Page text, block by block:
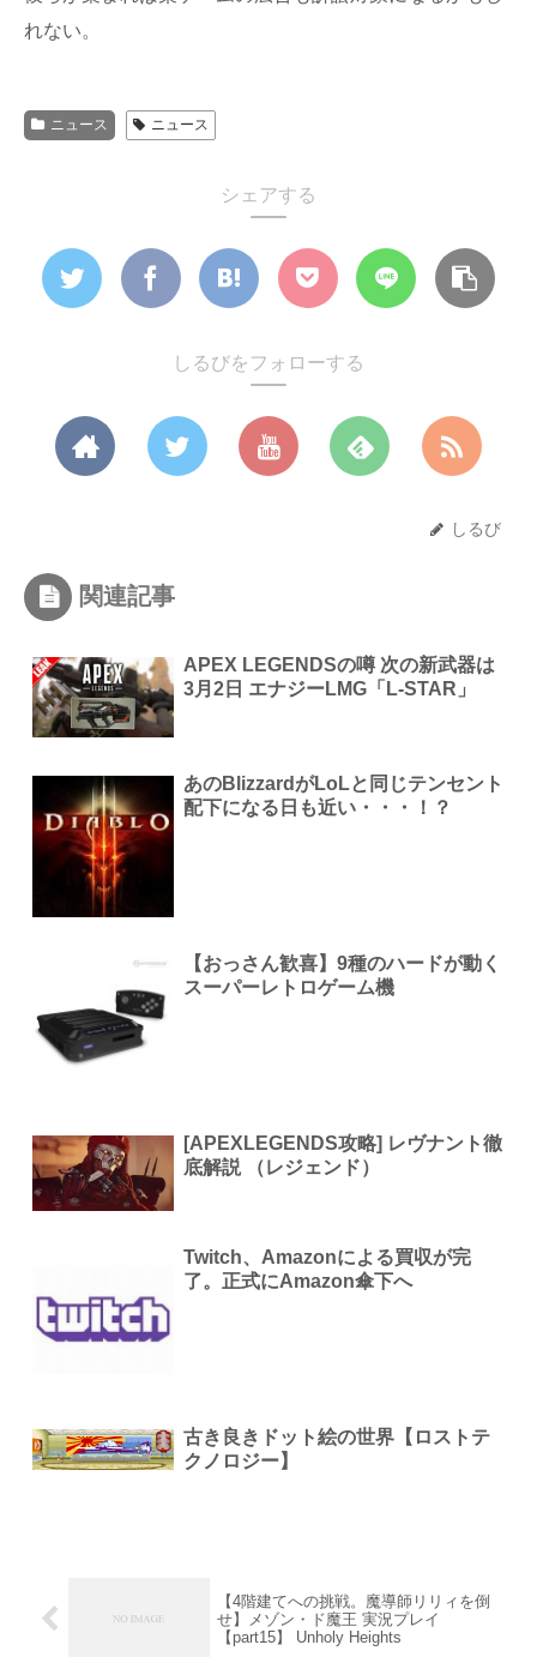
れない。
ニュース ニュース
シェアする
しるびをフォローする
しるび
関連記事
APEX LEGENDSの噂 次の新武器は
3月2日 エナジーLMG「L-STAR」
あのBlizzardがLoLと同じテンセント
配下になる日も近い・・・！？
【おっさん歓喜】9種のハードが動く
スーパーレトロゲーム機
[APEXLEGENDS攻略] レヴナント徹
底解説 （レジェンド）
Twitch、Amazonによる買収が完
了。正式にAmazon傘下へ
古き良きドット絵の世界【ロストテ
クノロジー】
【4階建てへの挑戦。魔導師リリィを倒
せ】メゾン・ド魔王 実況プレイ
【part15】 Unholy Heights